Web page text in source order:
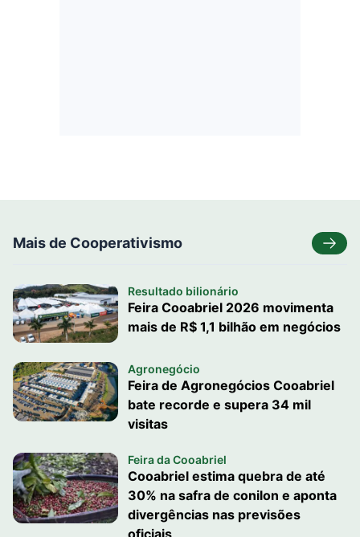
Mais de Cooperativismo
Resultado bilionário
Feira Cooabriel 2026 movimenta
mais de R$ 1,1 bilhão em negócios
Agronegócio
Feira de Agronegócios Cooabriel
bate recorde e supera 34 mil
visitas
Feira da Cooabriel
Cooabriel estima quebra de até
30% na safra de conilon e aponta
divergências nas previsões